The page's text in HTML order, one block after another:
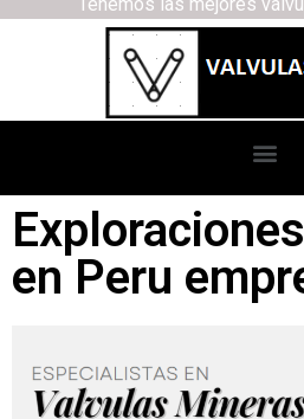
en Peru